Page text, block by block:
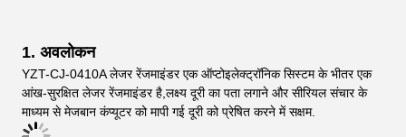
1. अवलोकन
YZT-CJ-0410A लेजर रेंजमाइंडर एक ऑप्टोइलेक्ट्रॉनिक सिस्टम के भीतर एक
आंख-सुरक्षित लेजर रेंजमाइंडर है,लक्ष्य दूरी का पता लगाने और सीरियल संचार के
माध्यम से मेजबान कंप्यूटर को मापी गई दूरी को प्रेषित करने में सक्षम.